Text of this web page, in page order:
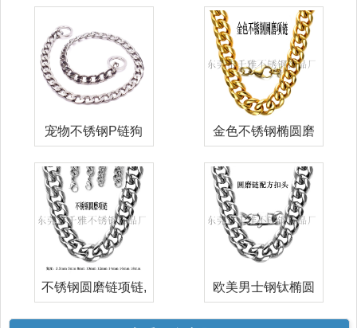
宠物不锈钢P链狗
金色不锈钢椭圆磨
不锈钢圆磨链项链,
欧美男士钢钛椭圆